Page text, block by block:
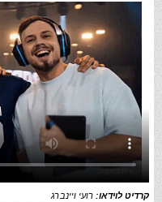
קרדיט לוידאו: רועי ויינברג